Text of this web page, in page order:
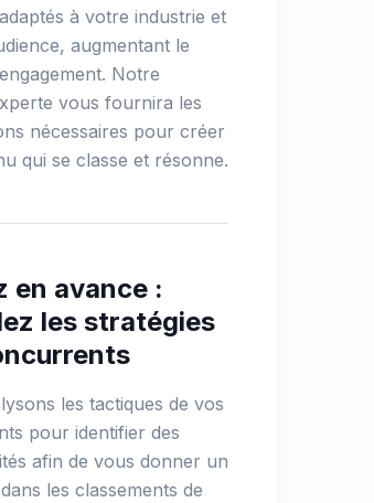
à votre industrie et
augmentant le
Notre
vous fournira les
nécessaires pour créer
qui se classe et résonne.
en avance :
les stratégies
les tactiques de vos
pour identifier des
afin de vous donner un
les classements de